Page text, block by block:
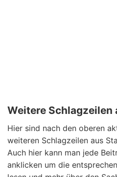
Weitere Schlagzeilen
Hier sind nach den oberen
weiteren Schlagzeilen aus
Auch hier kann man jede
anklicken um die